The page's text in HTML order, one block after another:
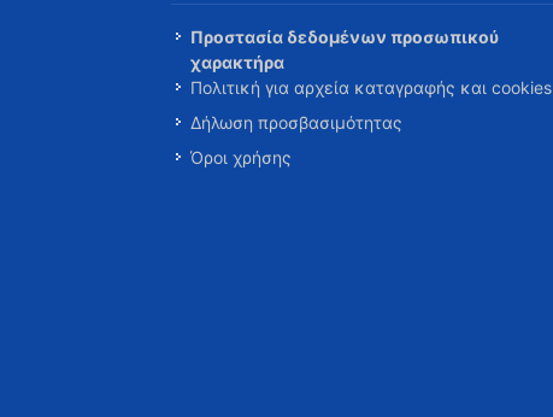
Προστασία δεδομένων προσωπικού
χαρακτήρα
Πολιτική για αρχεία καταγραφής και cookies
Δήλωση προσβασιμότητας
Όροι χρήσης